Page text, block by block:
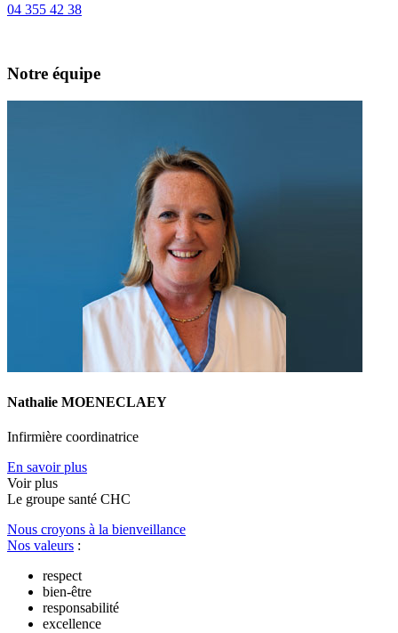
04 355 42 38
Notre équipe
Nathalie MOENECLAEY
Infirmière coordinatrice
En savoir plus
Voir plus
Le groupe santé CHC
Nous croyons à la bienveillance
Nos valeurs :
respect
bien-être
responsabilité
excellence